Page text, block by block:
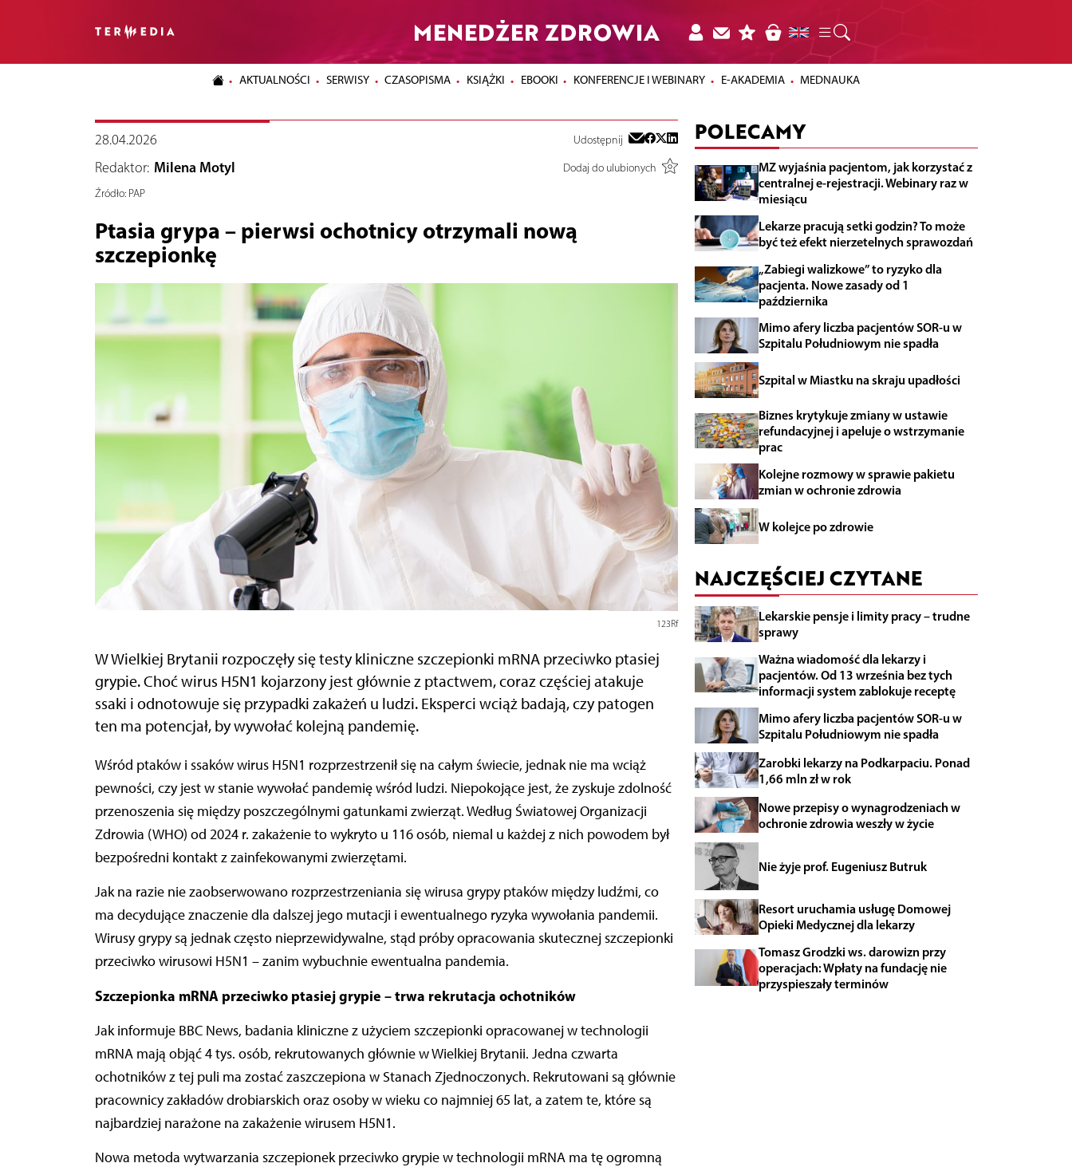
MENEDŻER ZDROWIA
AKTUALNOŚCI SERWISY CZASOPISMA KSIĄŻKI EBOOKI KONFERENCJE I WEBINARY E-AKADEMIA MEDNAUKA
28.04.2026 Udostępnij
Redaktor: Milena Motyl
Dodaj do ulubionych
Źródło:PAP
Ptasia grypa – pierwsi ochotnicy otrzymali nową
szczepionkę
123Rf
W Wielkiej Brytanii rozpoczęły się testy kliniczne szczepionki mRNA przeciwko ptasiej
grypie. Choć wirus H5N1 kojarzony jest głównie z ptactwem, coraz częściej atakuje
ssaki i odnotowuje się przypadki zakażeń u ludzi. Eksperci wciąż badają, czy patogen
ten ma potencjał, by wywołać kolejną pandemię.
Wśród ptaków i ssaków wirus H5N1 rozprzestrzenił się na całym świecie, jednak nie ma wciąż
pewności, czy jest w stanie wywołać pandemię wśród ludzi. Niepokojące jest, że zyskuje zdolność
przenoszenia się między poszczególnymi gatunkami zwierząt. Według Światowej Organizacji
Zdrowia (WHO) od 2024 r. zakażenie to wykryto u 116 osób, niemal u każdej z nich powodem był
bezpośredni kontakt z zainfekowanymi zwierzętami.
Jak na razie nie zaobserwowano rozprzestrzeniania się wirusa grypy ptaków między ludźmi, co
ma decydujące znaczenie dla dalszej jego mutacji i ewentualnego ryzyka wywołania pandemii.
Wirusy grypy są jednak często nieprzewidywalne, stąd próby opracowania skutecznej szczepionki
przeciwko wirusowi H5N1 – zanim wybuchnie ewentualna pandemia.
Szczepionka mRNA przeciwko ptasiej grypie – trwa rekrutacja ochotników
Jak informuje BBC News, badania kliniczne z użyciem szczepionki opracowanej w technologii
mRNA mają objąć 4 tys. osób, rekrutowanych głównie w Wielkiej Brytanii. Jedna czwarta
ochotników z tej puli ma zostać zaszczepiona w Stanach Zjednoczonych. Rekrutowani są głównie
pracownicy zakładów drobiarskich oraz osoby w wieku co najmniej 65 lat, a zatem te, które są
najbardziej narażone na zakażenie wirusem H5N1.
Nowa metoda wytwarzania szczepionek przeciwko grypie w technologii mRNA ma tę ogromną
POLECAMY
MZ wyjaśnia pacjentom, jak korzystać z
centralnej e-rejestracji. Webinary raz w
miesiącu
Lekarze pracują setki godzin? To może
być też efekt nierzetelnych sprawozdań
„Zabiegi walizkowe” to ryzyko dla
pacjenta. Nowe zasady od 1
października
Mimo afery liczba pacjentów SOR-u w
Szpitalu Południowym nie spadła
Szpital w Miastku na skraju upadłości
Biznes krytykuje zmiany w ustawie
refundacyjnej i apeluje o wstrzymanie
prac
Kolejne rozmowy w sprawie pakietu
zmian w ochronie zdrowia
W kolejce po zdrowie
NAJCZĘŚCIEJ CZYTANE
Lekarskie pensje i limity pracy – trudne
sprawy
Ważna wiadomość dla lekarzy i
pacjentów. Od 13 września bez tych
informacji system zablokuje receptę
Mimo afery liczba pacjentów SOR-u w
Szpitalu Południowym nie spadła
Zarobki lekarzy na Podkarpaciu. Ponad
1,66 mln zł w rok
Nowe przepisy o wynagrodzeniach w
ochronie zdrowia weszły w życie
Nie żyje prof. Eugeniusz Butruk
Resort uruchamia usługę Domowej
Opieki Medycznej dla lekarzy
Tomasz Grodzki ws. darowizn przy
operacjach: Wpłaty na fundację nie
przyspieszały terminów